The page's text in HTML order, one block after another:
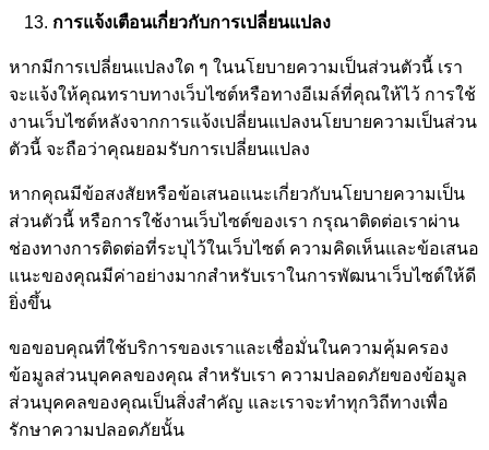
การแจ้งเตือนเกี่ยวกับการเปลี่ยนแปลง
หากมีการเปลี่ยนแปลงใด ๆ ในนโยบายความเป็นส่วนตัวนี้ เรา
จะแจ้งให้คุณทราบทางเว็บไซต์หรือทางอีเมล์ที่คุณให้ไว้ การใช้
งานเว็บไซต์หลังจากการแจ้งเปลี่ยนแปลงนโยบายความเป็นส่วน
ตัวนี้ จะถือว่าคุณยอมรับการเปลี่ยนแปลง
หากคุณมีข้อสงสัยหรือข้อเสนอแนะเกี่ยวกับนโยบายความเป็น
ส่วนตัวนี้ หรือการใช้งานเว็บไซต์ของเรา กรุณาติดต่อเราผ่าน
ช่องทางการติดต่อที่ระบุไว้ในเว็บไซต์ ความคิดเห็นและข้อเสนอ
แนะของคุณมีค่าอย่างมากสำหรับเราในการพัฒนาเว็บไซต์ให้ดี
ยิ่งขึ้น
ขอขอบคุณที่ใช้บริการของเราและเชื่อมั่นในความคุ้มครอง
ข้อมูลส่วนบุคคลของคุณ สำหรับเรา ความปลอดภัยของข้อมูล
ส่วนบุคคลของคุณเป็นสิ่งสำคัญ และเราจะทำทุกวิถีทางเพื่อ
รักษาความปลอดภัยนั้น